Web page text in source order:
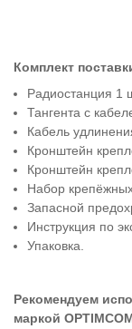
Комплект
Радиостанция 1
Тангента с
Кабель
Кронштейн
Кронштейн
Набор
Запасной
Инструкция по
Упаковка.
Рекомендуем
маркой